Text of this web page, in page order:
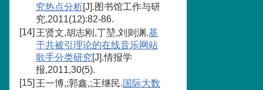
究热点分析[J].图书馆工作与研
究,2011(12):82-86.
[14] 王贤文,胡志刚,丁堃,刘则渊.基
于共被引理论的在线音乐网站
歌手分类研究[J].情报学
报,2011,30(5).
[15] 王一博,;郭鑫,;王继民.国际大数